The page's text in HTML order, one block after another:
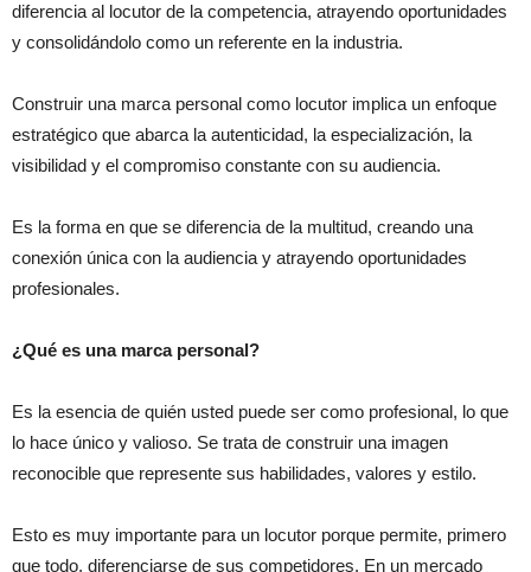
diferencia al locutor de la competencia, atrayendo oportunidades
y consolidándolo como un referente en la industria.
Construir una marca personal como locutor implica un enfoque
estratégico que abarca la autenticidad, la especialización, la
visibilidad y el compromiso constante con su audiencia.
Es la forma en que se diferencia de la multitud, creando una
conexión única con la audiencia y atrayendo oportunidades
profesionales.
¿Qué es una marca personal?
Es la esencia de quién usted puede ser como profesional, lo que
lo hace único y valioso. Se trata de construir una imagen
reconocible que represente sus habilidades, valores y estilo.
Esto es muy importante para un locutor porque permite, primero
que todo, diferenciarse de sus competidores. En un mercado